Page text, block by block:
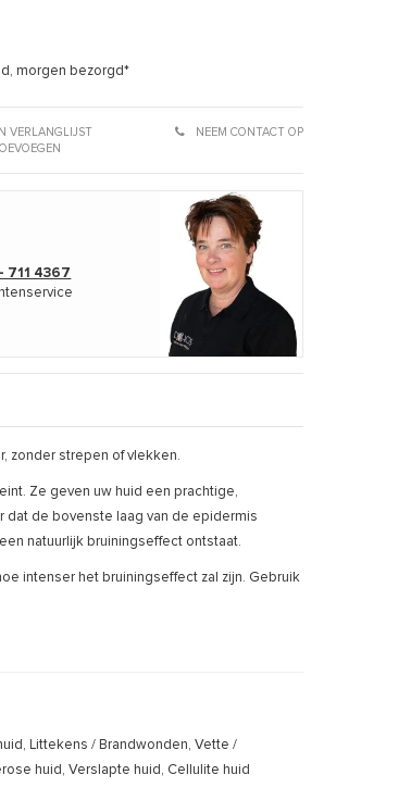
morgen bezorgd*
VERLANGLIJST
NEEM CONTACT OP
711 4367
zonder strepen of vlekken.
Ze geven uw huid een prachtige,
dat de bovenste laag van de epidermis
natuurlijk bruiningseffect ontstaat.
intenser het bruiningseffect zal zijn. Gebruik
Littekens / Brandwonden, Vette /
huid, Verslapte huid, Cellulite huid